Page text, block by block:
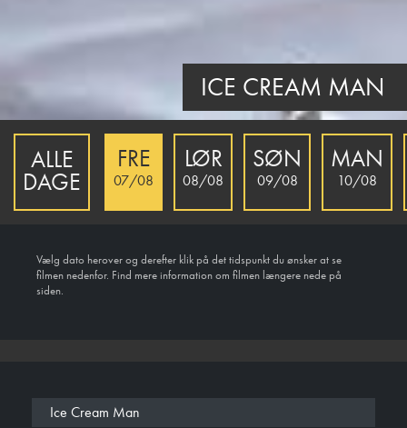
ICE CREAM MAN
ALLE
DAGE
FRE
07/08
LØR
08/08
SØN
09/08
MAN
10/08
Vælg dato herover og derefter klik på det tidspunkt du ønsker at se
filmen nedenfor. Find mere information om filmen længere nede på
siden.
Ice Cream Man